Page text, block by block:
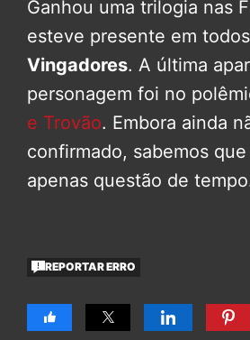
Ganhou uma trilogia nas
esteve presente em
Vingadores. A última
personagem foi no
e Trovão. Embora ainda
confirmado, sabemos que
apenas questão de
REPORTAR ERRO